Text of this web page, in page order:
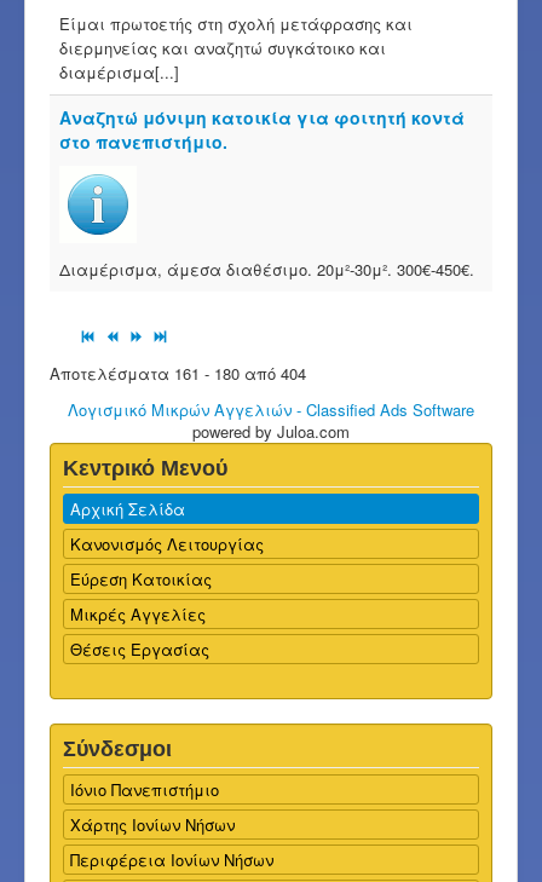
Είμαι πρωτοετής στη σχολή μετάφρασης και
διερμηνείας και αναζητώ συγκάτοικο και
διαμέρισμα[...]
Αναζητώ μόνιμη κατοικία για φοιτητή κοντά
στο πανεπιστήμιο.
Διαμέρισμα, άμεσα διαθέσιμο. 20μ²-30μ². 300€-450€.
Αποτελέσματα 161 - 180 από 404
Λογισμικό Μικρών Αγγελιών - Classified Ads Software
powered by Juloa.com
Κεντρικό Μενού
Αρχική Σελίδα
Κανονισμός Λειτουργίας
Εύρεση Κατοικίας
Μικρές Αγγελίες
Θέσεις Εργασίας
Σύνδεσμοι
Ιόνιο Πανεπιστήμιο
Χάρτης Ιονίων Νήσων
Περιφέρεια Ιονίων Νήσων